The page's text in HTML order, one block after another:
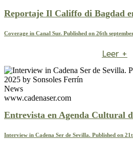
Reportaje Il Califfo di Bagdad
Coverage in Canal Sur. Published on 26th
Leer +
News
www.cadenaser.com
Entrevista en Agenda Cultural
Interview in Cadena Ser de Sevilla. Published on